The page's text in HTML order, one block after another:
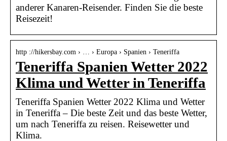
anderer Kanaren-Reisender. Finden Sie die beste
Reisezeit!
http ://hikersbay.com › … › Europa › Spanien › Teneriffa
Teneriffa Spanien Wetter 2022
Klima und Wetter in Teneriffa
Teneriffa Spanien Wetter 2022 Klima und Wetter
in Teneriffa – Die beste Zeit und das beste Wetter,
um nach Teneriffa zu reisen. Reisewetter und
Klima.